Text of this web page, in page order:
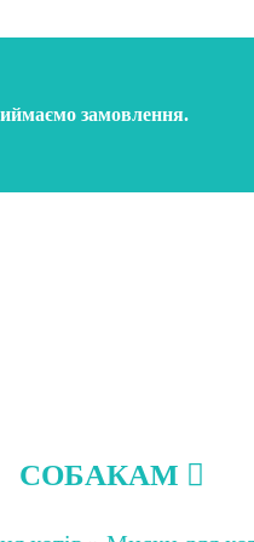
замовлення.
| Корм, іграшки,
| Корм, іграшки,
СОБАКАМ